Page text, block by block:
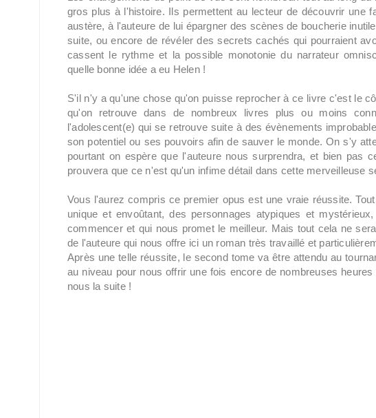
gros plus à l'histoire. Ils permettent au lecteur de découvrir une
austère, à l'auteure de lui épargner des scènes de boucherie
suite, ou encore de révéler des secrets cachés qui pourraient
cassent le rythme et la possible monotonie du narrateur
quelle bonne idée a eu Helen !
S'il n'y a qu'une chose qu'on puisse reprocher à ce livre c'est le
qu'on retrouve dans de nombreux livres plus ou moins
l'adolescent(e) qui se retrouve suite à des évènements
son potentiel ou ses pouvoirs afin de sauver le monde. On s'y
pourtant on espère que l'auteure nous surprendra, et bien pas
prouvera que ce n'est qu'un infime détail dans cette merveilleuse
Vous l'aurez compris ce premier opus est une vraie réussite.
unique et envoûtant, des personnages atypiques et
commencer et qui nous promet le meilleur. Mais tout cela ne
de l'auteure qui nous offre ici un roman très travaillé et
Après une telle réussite, le second tome va être attendu au
au niveau pour nous offrir une fois encore de nombreuses
nous la suite !